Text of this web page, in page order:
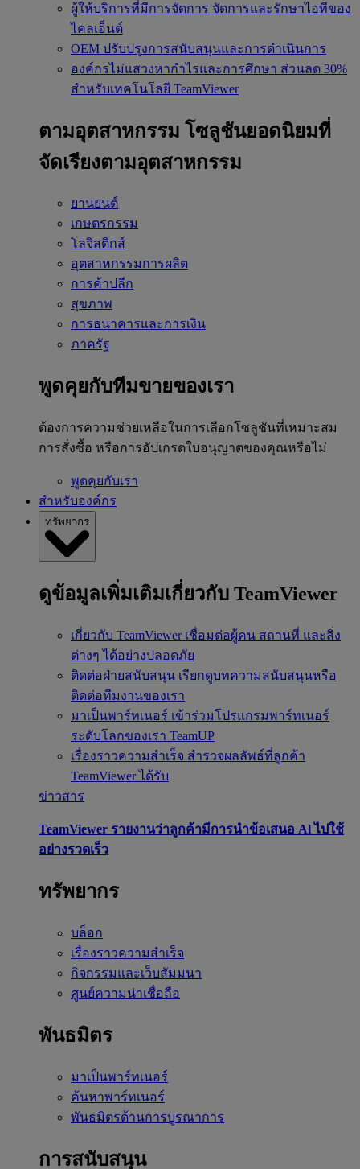
ผู้ให้บริการที่มีการจัดการ จัดการและรักษาไอทีของ
ไคลเอ็นต์
OEM ปรับปรุงการสนับสนุนและการดำเนินการ
องค์กรไม่แสวงหากำไรและการศึกษา ส่วนลด 30%
สำหรับเทคโนโลยี TeamViewer
ตามอุตสาหกรรม โซลูชันยอดนิยมที่
จัดเรียงตามอุตสาหกรรม
ยานยนต์
เกษตรกรรม
โลจิสติกส์
อุตสาหกรรมการผลิต
การค้าปลีก
สุขภาพ
การธนาคารและการเงิน
ภาครัฐ
พูดคุยกับทีมขายของเรา
ต้องการความช่วยเหลือในการเลือกโซลูชันที่เหมาะสม
การสั่งซื้อ หรือการอัปเกรดใบอนุญาตของคุณหรือไม่
พูดคุยกับเรา
สำหรับองค์กร
ทรัพยากร
ดูข้อมูลเพิ่มเติมเกี่ยวกับ TeamViewer
เกี่ยวกับ TeamViewer เชื่อมต่อผู้คน สถานที่ และสิ่ง
ต่างๆ ได้อย่างปลอดภัย
ติดต่อฝ่ายสนับสนุน เรียกดูบทความสนับสนุนหรือ
ติดต่อทีมงานของเรา
มาเป็นพาร์ทเนอร์ เข้าร่วมโปรแกรมพาร์ทเนอร์
ระดับโลกของเรา TeamUP
เรื่องราวความสำเร็จ สำรวจผลลัพธ์ที่ลูกค้า
TeamViewer ได้รับ
ข่าวสาร
TeamViewer รายงานว่าลูกค้ามีการนำข้อเสนอ Al ไปใช้
อย่างรวดเร็ว
ทรัพยากร
บล็อก
เรื่องราวความสำเร็จ
กิจกรรมและเว็บสัมมนา
ศูนย์ความน่าเชื่อถือ
พันธมิตร
มาเป็นพาร์ทเนอร์
ค้นหาพาร์ทเนอร์
พันธมิตรด้านการบูรณาการ
การสนับสนุน